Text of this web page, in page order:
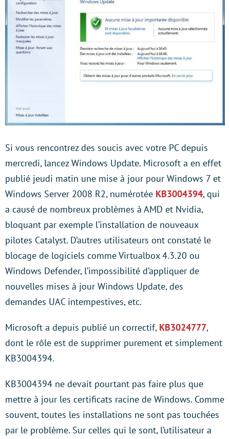
Si vous rencontrez des soucis avec votre PC depuis
mercredi, lancez Windows Update. Microsoft a en effet
publié jeudi matin une mise à jour pour Windows 7 et
Windows Server 2008 R2, numérotée KB3004394, qui
a causé de nombreux problèmes à AMD et Nvidia,
bloquant par exemple l’installation de nouveaux
pilotes Catalyst. D’autres utilisateurs ont constaté le
blocage de logiciels comme Virtualbox 4.3.20 ou
Windows Defender, l’impossibilité d’appliquer de
nouvelles mises à jour Windows Update, des
demandes UAC intempestives, etc.
Microsoft a depuis publié un correctif, KB3024777,
dont le rôle est de supprimer purement et simplement
KB3004394.
KB3004394 ne devait pourtant pas faire plus que
mettre à jour les certificats racine de Windows. Comme
souvent, toutes les installations ne sont pas touchées
par le problème. Sur celles qui le sont, l’utilisateur a